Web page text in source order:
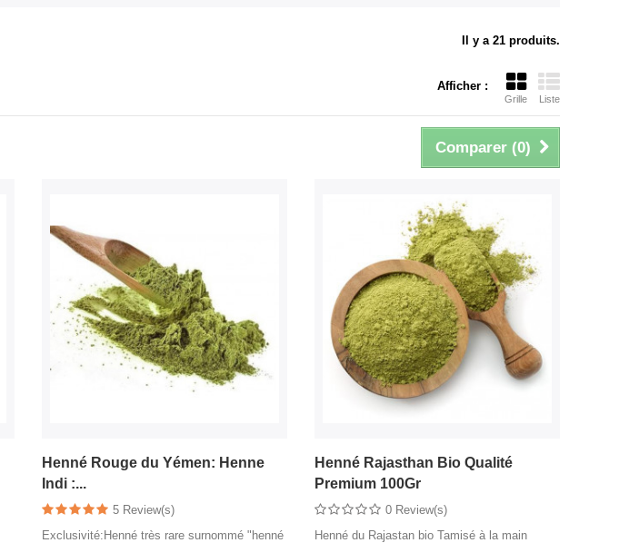
Il y a 21 produits.
Afficher :
Grille Liste
Comparer (0)
Henné Rouge du Yémen: Henne
Indi :...
5 Review(s)
Exclusivité:Henné très rare surnommé "henné
Henné Rajasthan Bio Qualité
Premium 100Gr
0 Review(s)
Henné du Rajastan bio Tamisé à la main